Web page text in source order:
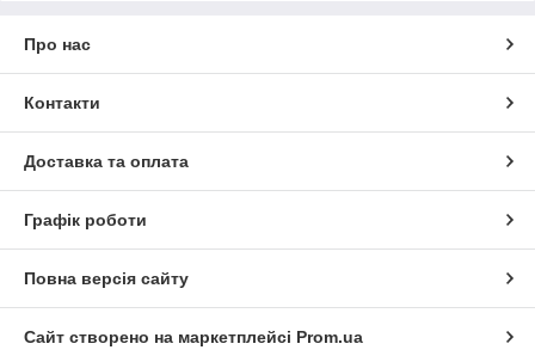
Про нас
Контакти
Доставка та оплата
Графік роботи
Повна версія сайту
Сайт створено на маркетплейсі Prom.ua